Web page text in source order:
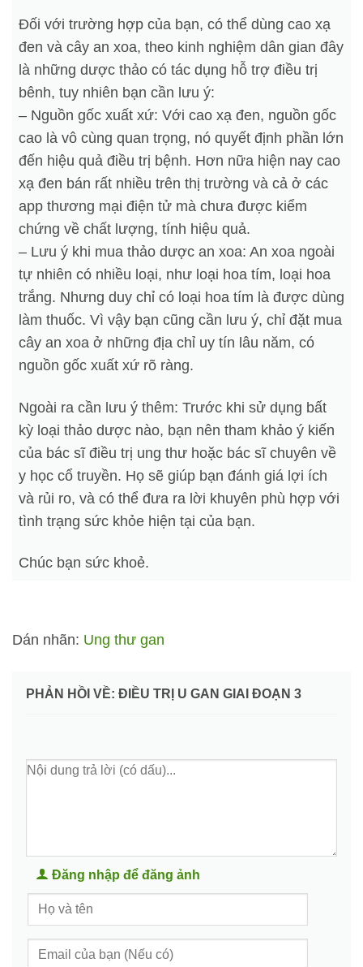
Đối với trường hợp của bạn, có thể dùng cao xạ
đen và cây an xoa, theo kinh nghiệm dân gian đây
là những dược thảo có tác dụng hỗ trợ điều trị
bênh, tuy nhiên bạn cần lưu ý:
– Nguồn gốc xuất xứ: Với cao xạ đen, nguồn gốc
cao là vô cùng quan trọng, nó quyết định phần lớn
đến hiệu quả điều trị bệnh. Hơn nữa hiện nay cao
xạ đen bán rất nhiều trên thị trường và cả ở các
app thương mại điện tử mà chưa được kiểm
chứng về chất lượng, tính hiệu quả.
– Lưu ý khi mua thảo dược an xoa: An xoa ngoài
tự nhiên có nhiều loại, như loại hoa tím, loại hoa
trắng. Nhưng duy chỉ có loại hoa tím là được dùng
làm thuốc. Vì vậy bạn cũng cần lưu ý, chỉ đặt mua
cây an xoa ở những địa chỉ uy tín lâu năm, có
nguồn gốc xuất xứ rõ ràng.
Ngoài ra cần lưu ý thêm: Trước khi sử dụng bất
kỳ loại thảo dược nào, bạn nên tham khảo ý kiến
của bác sĩ điều trị ung thư hoặc bác sĩ chuyên về
y học cổ truyền. Họ sẽ giúp bạn đánh giá lợi ích
và rủi ro, và có thể đưa ra lời khuyên phù hợp với
tình trạng sức khỏe hiện tại của bạn.
Chúc bạn sức khoẻ.
Dán nhãn: Ung thư gan
PHẢN HỒI VỀ: ĐIỀU TRỊ U GAN GIAI ĐOẠN 3
Đăng nhập để đăng ảnh